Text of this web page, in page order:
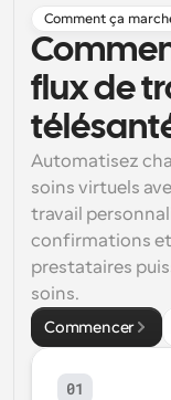
Flux de
Automatiser
Blog
Restez à jour
Réunions
Rencontrez
Liens de
personnes
Webhooks
Soyez
Comment ça
flux de
Automatisez
soins virtuels
travail
confirmations et
prestataires
soins.
Commencer
01